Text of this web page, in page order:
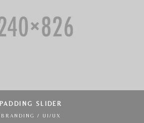
PADDING SLIDER
BRANDING / UI/UX